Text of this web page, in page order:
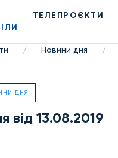
ТЕЛЕПРОЄКТИ
/ Новини дня /
ДНЯ
від 13.08.2019